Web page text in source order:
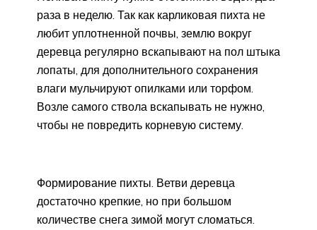
раза в неделю. Так как карликовая пихта не
любит уплотненной почвы, землю вокруг
деревца регулярно вскапывают на пол штыка
лопаты, для дополнительного сохранения
влаги мульчируют опилками или торфом.
Возле самого ствола вскапывать не нужно,
чтобы не повредить корневую систему.
Формирование пихты. Ветви деревца
достаточно крепкие, но при большом
количестве снега зимой могут сломаться.